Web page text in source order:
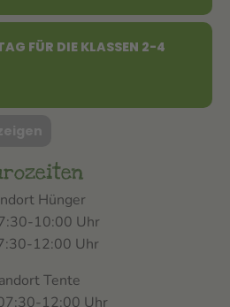
FÜR DIE KLASSEN 2-4
Hünger
10:00 Uhr
12:00 Uhr
Tente
12:00 Uhr